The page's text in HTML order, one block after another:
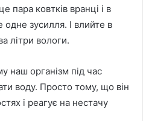
пара ковтків вранці і в
зусилля. І влийте в
літри вологи.
наш організм під час
воду. Просто тому, що він
і реагує на нестачу